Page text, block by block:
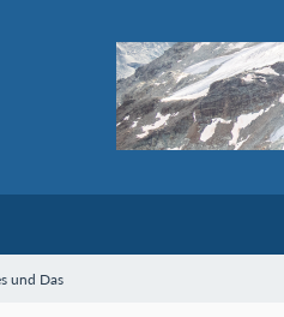
und Das